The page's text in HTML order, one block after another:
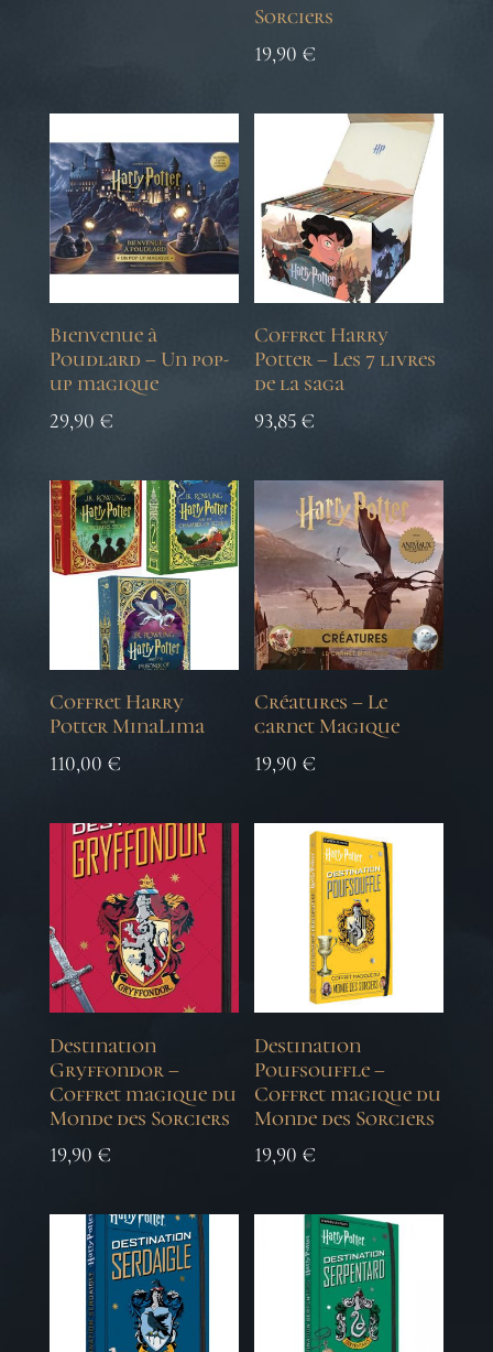
Sorciers
19,90 €
Bienvenue à
Poudlard – Un pop-
up magique
29,90 €
Coffret Harry
Potter – Les 7 livres
de la saga
93,85 €
Coffret Harry
Potter MinaLima
110,00 €
Créatures – Le
carnet Magique
19,90 €
Destination
Gryffondor –
Coffret magique du
Monde des Sorciers
19,90 €
Destination
Poufsouffle –
Coffret magique du
Monde des Sorciers
19,90 €